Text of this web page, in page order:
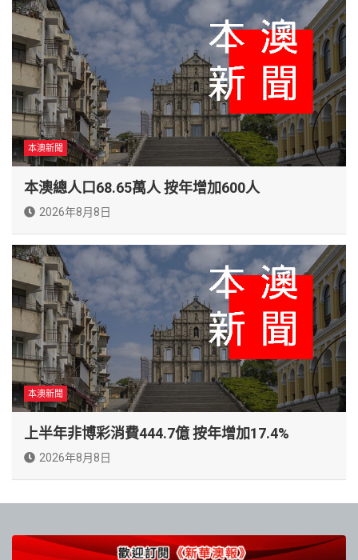
本澳新聞
本澳總人口68.65萬人 按年增加600人
2026年8月8日
本澳新聞
上半年非博彩消費444.7億 按年增加17.4%
2026年8月8日